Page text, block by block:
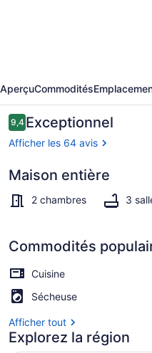
Midtown
ATL:Benz
Stadium/
Pk/GA
AperçuCommodités
Avis
9,49,4 sur 10 –
Exceptionnel
Afficher les 64 avis
Maison entière
2 chambres 3
Commodités
Cuisine
Sécheuse
Afficher tout
Explorez la région